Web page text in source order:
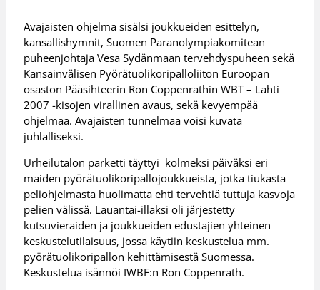
Avajaisten ohjelma sisälsi joukkueiden esittelyn,
kansallishymnit, Suomen Paranolympiakomitean
puheenjohtaja Vesa Sydänmaan tervehdyspuheen sekä
Kansainvälisen Pyörätuolikoripalloliiton Euroopan
osaston Pääsihteerin Ron Coppenrathin WBT – Lahti
2007 -kisojen virallinen avaus, sekä kevyempää
ohjelmaa. Avajaisten tunnelmaa voisi kuvata
juhlalliseksi.
Urheilutalon parketti täyttyi kolmeksi päiväksi eri
maiden pyörätuolikoripallojoukkueista, jotka tiukasta
peliohjelmasta huolimatta ehti tervehtiä tuttuja kasvoja
pelien välissä. Lauantai-illaksi oli järjestetty
kutsuvieraiden ja joukkueiden edustajien yhteinen
keskustelutilaisuus, jossa käytiin keskustelua mm.
pyörätuolikoripallon kehittämisestä Suomessa.
Keskustelua isännöi IWBF:n Ron Coppenrath.